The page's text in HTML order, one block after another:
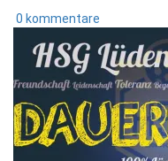
0 kommentare